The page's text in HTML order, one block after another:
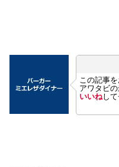
この記事
アワタビの
いいねし